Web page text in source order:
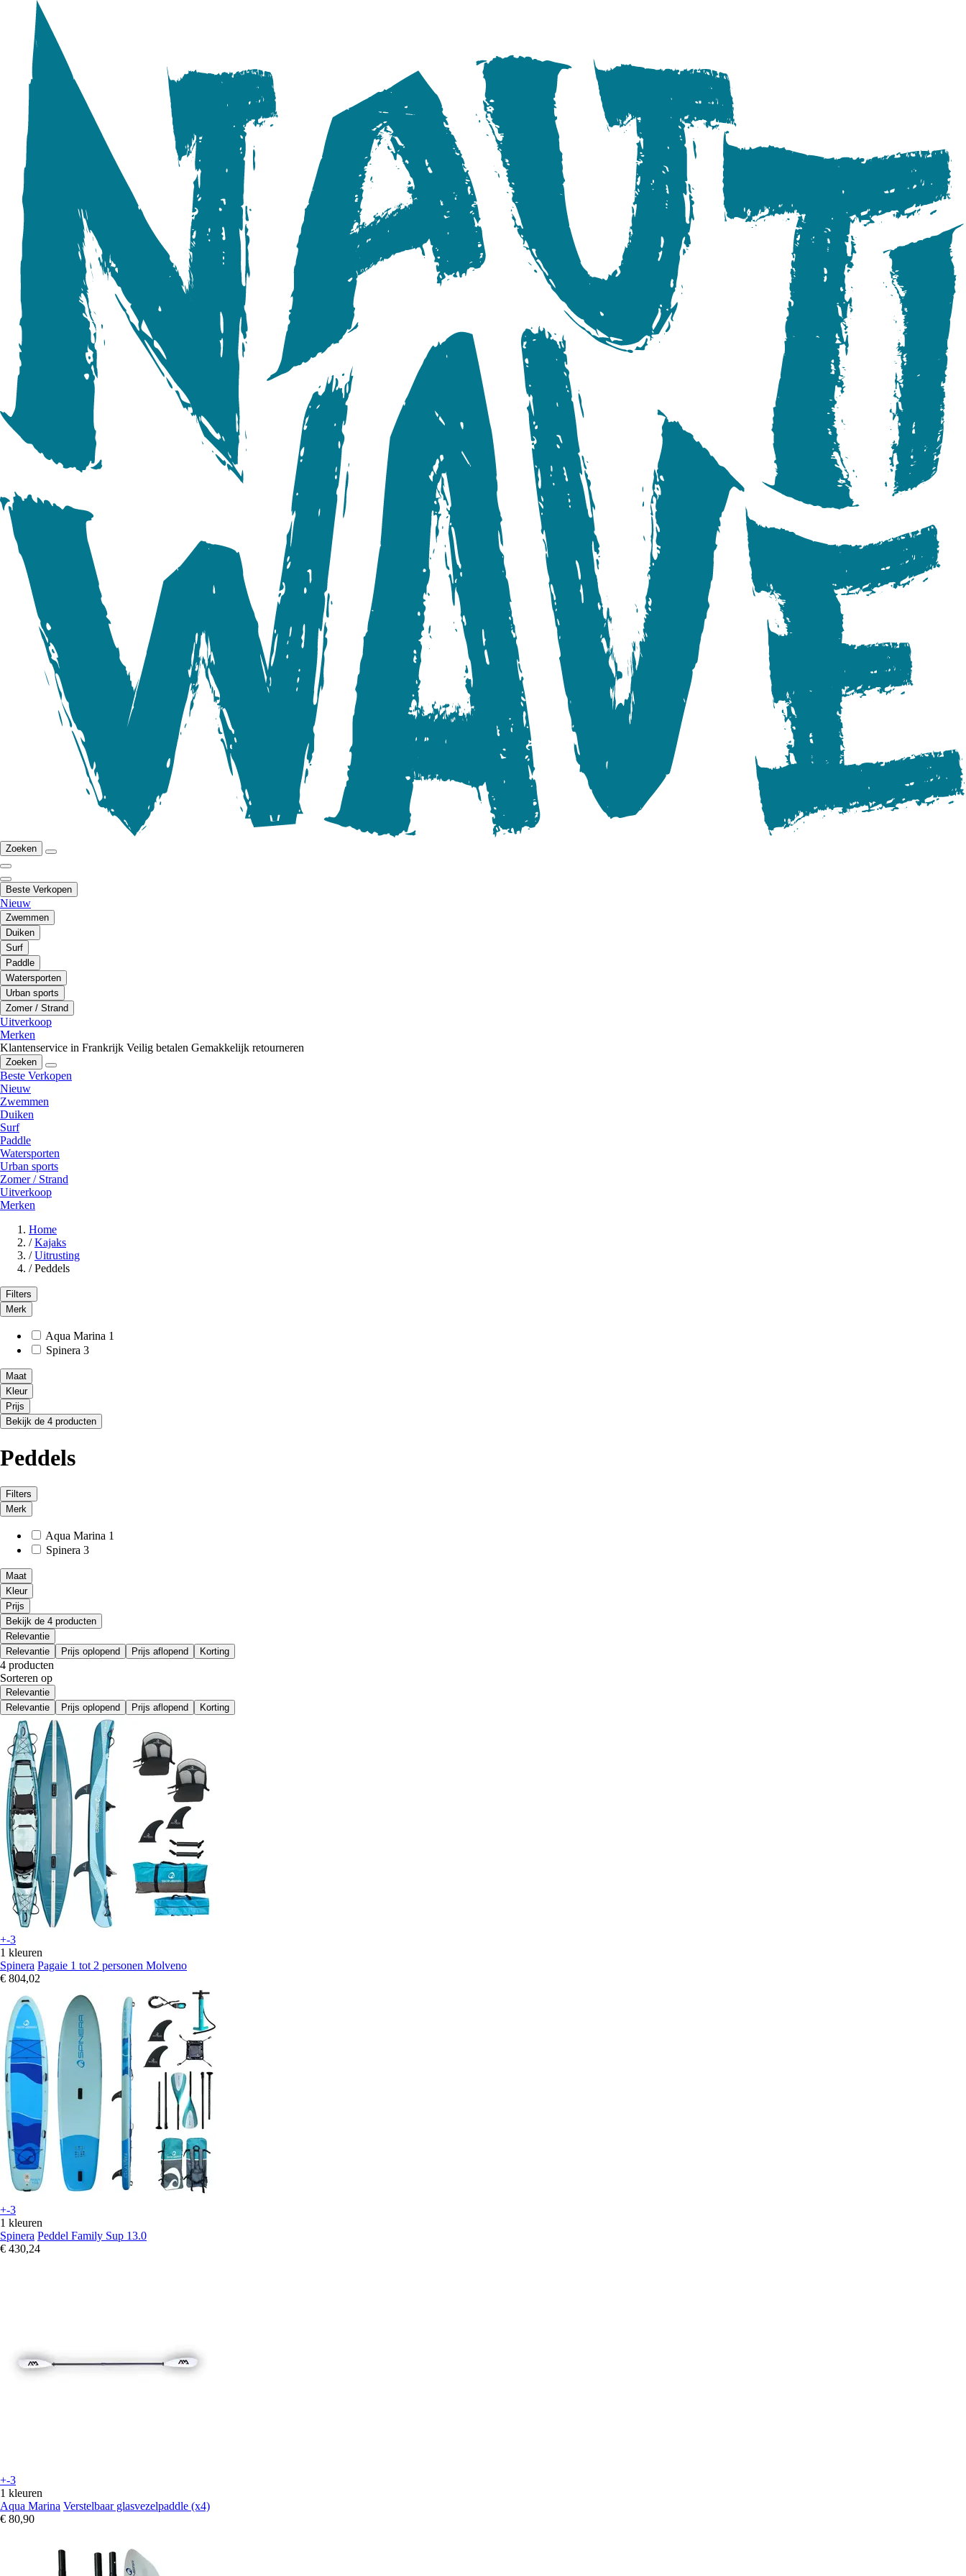
Zoeken
Beste Verkopen
Nieuw
Zwemmen
Duiken
Surf
Paddle
Watersporten
Urban sports
Zomer / Strand
Uitverkoop
Merken
Klantenservice in Frankrijk Veilig betalen Gemakkelijk retourneren
Zoeken
Beste Verkopen
Nieuw
Zwemmen
Duiken
Surf
Paddle
Watersporten
Urban sports
Zomer / Strand
Uitverkoop
Merken
Home
/ Kajaks
/ Uitrusting
/ Peddels
Filters
Merk
Aqua Marina 1
Spinera 3
Maat
Kleur
Prijs
Bekijk de 4 producten
Peddels
Filters
Merk
Aqua Marina 1
Spinera 3
Maat
Kleur
Prijs
Bekijk de 4 producten
Relevantie
Relevantie
Prijs oplopend Prijs aflopend Korting
4 producten
Sorteren op
Relevantie
Relevantie
Prijs oplopend Prijs aflopend Korting
+-3
1 kleuren
Spinera Pagaie 1 tot 2 personen Molveno
€ 804,02
+-3
1 kleuren
Spinera Peddel Family Sup 13.0
€ 430,24
+-3
1 kleuren
Aqua Marina Verstelbaar glasvezelpaddle (x4)
€ 80,90